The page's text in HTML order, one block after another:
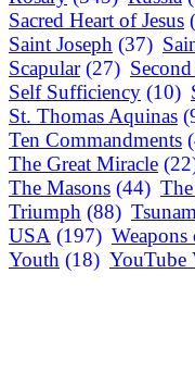
Sacred Heart of Jesus
Saint Joseph (37)
Scapular (27)
Self Sufficiency (10)
St. Thomas Aquinas
Ten Commandments
The Great Miracle
The Masons (44)
Triumph (88)
USA (197) Weapons
Youth (18) YouTube